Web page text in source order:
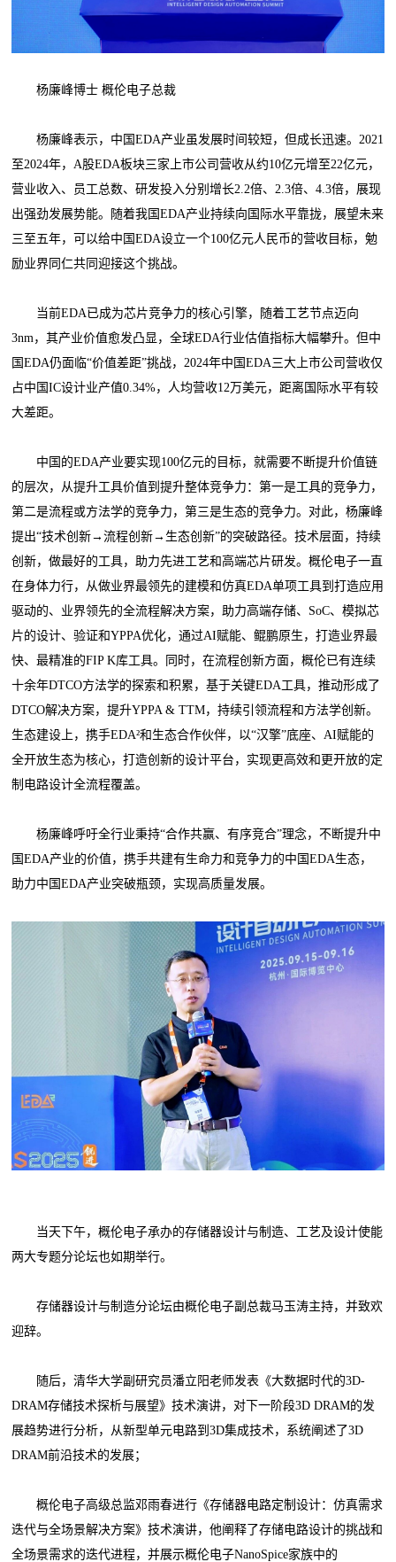
杨廉峰博士 概伦电子总裁
杨廉峰表示，中国EDA产业虽发展时间较短，但成长迅速。2021
至2024年，A股EDA板块三家上市公司营收从约10亿元增至22亿元，
营业收入、员工总数、研发投入分别增长2.2倍、2.3倍、4.3倍，展现
出强劲发展势能。随着我国EDA产业持续向国际水平靠拢，展望未来
三至五年，可以给中国EDA设立一个100亿元人民币的营收目标，勉
励业界同仁共同迎接这个挑战。
当前EDA已成为芯片竞争力的核心引擎，随着工艺节点迈向
3nm，其产业价值愈发凸显，全球EDA行业估值指标大幅攀升。但中
国EDA仍面临“价值差距”挑战，2024年中国EDA三大上市公司营收仅
占中国IC设计业产值0.34%，人均营收12万美元，距离国际水平有较
大差距。
中国的EDA产业要实现100亿元的目标，就需要不断提升价值链
的层次，从提升工具价值到提升整体竞争力：第一是工具的竞争力，
第二是流程或方法学的竞争力，第三是生态的竞争力。对此，杨廉峰
提出“技术创新→流程创新→生态创新”的突破路径。技术层面，持续
创新，做最好的工具，助力先进工艺和高端芯片研发。概伦电子一直
在身体力行，从做业界最领先的建模和仿真EDA单项工具到打造应用
驱动的、业界领先的全流程解决方案，助力高端存储、SoC、模拟芯
片的设计、验证和YPPA优化，通过AI赋能、鲲鹏原生，打造业界最
快、最精准的FIP K库工具。同时，在流程创新方面，概伦已有连续
十余年DTCO方法学的探索和积累，基于关键EDA工具，推动形成了
DTCO解决方案，提升YPPA & TTM，持续引领流程和方法学创新。
生态建设上，携手EDA²和生态合作伙伴，以“汉擎”底座、AI赋能的
全开放生态为核心，打造创新的设计平台，实现更高效和更开放的定
制电路设计全流程覆盖。
杨廉峰呼吁全行业秉持“合作共赢、有序竞合”理念，不断提升中
国EDA产业的价值，携手共建有生命力和竞争力的中国EDA生态，
助力中国EDA产业突破瓶颈，实现高质量发展。
当天下午，概伦电子承办的存储器设计与制造、工艺及设计使能
两大专题分论坛也如期举行。
存储器设计与制造分论坛由概伦电子副总裁马玉涛主持，并致欢
迎辞。
随后，清华大学副研究员潘立阳老师发表《大数据时代的3D-
DRAM存储技术探析与展望》技术演讲，对下一阶段3D DRAM的发
展趋势进行分析，从新型单元电路到3D集成技术，系统阐述了3D
DRAM前沿技术的发展；
概伦电子高级总监邓雨春进行《存储器电路定制设计：仿真需求
迭代与全场景解决方案》技术演讲，他阐释了存储电路设计的挑战和
全场景需求的迭代进程，并展示概伦电子NanoSpice家族中的